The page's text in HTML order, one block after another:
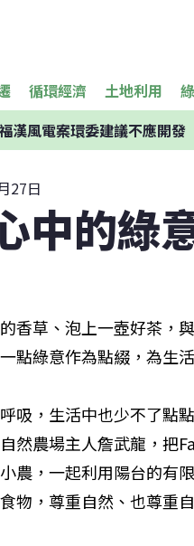
循環經濟 土地利用
漢風電案環委建議不應開發
27日
中的綠
香草、泡上一壺好茶，
點綠意作為點綴，為生
吸，生活中也少不了點
然農場主人詹武龍，把
農，一起利用陽台的有
物，尊重自然、也尊重